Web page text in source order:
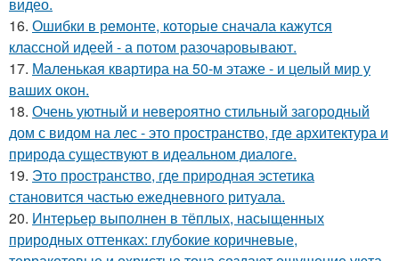
16. Ошибки в ремонте, которые сначала кажутся
классной идеей - а потом разочаровывают.
17. Маленькая квартира на 50-м этаже - и целый мир у
ваших окон.
18. Очень уютный и невероятно стильный загородный
дом с видом на лес - это пространство, где архитектура и
природа существуют в идеальном диалоге.
19. Это пространство, где природная эстетика
становится частью ежедневного ритуала.
20. Интерьер выполнен в тёплых, насыщенных
природных оттенках: глубокие коричневые,